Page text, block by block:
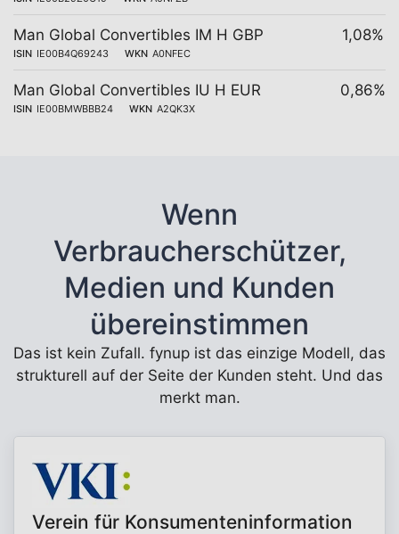
Man Global Convertibles IM H GBP
ISIN IE00B4Q69243 WKN A0NFEC
1,08%
Man Global Convertibles IU H EUR
ISIN IE00BMWBBB24 WKN A2QK3X
0,86%
Wenn
Verbraucherschützer,
Medien und Kunden
übereinstimmen
Das ist kein Zufall. fynup ist das einzige Modell, das
strukturell auf der Seite der Kunden steht. Und das
merkt man.
Verein für Konsumenteninformation